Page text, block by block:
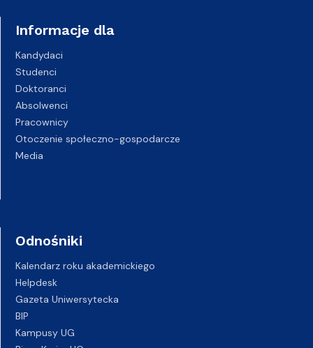
Informacje dla
Kandydaci
Studenci
Doktoranci
Absolwenci
Pracownicy
Otoczenie społeczno-gospodarcze
Media
Odnośniki
Kalendarz roku akademickiego
Helpdesk
Gazeta Uniwersytecka
BIP
Kampusy UG